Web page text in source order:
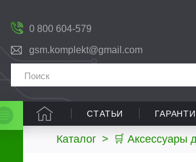
0 800 604-579
gsm.komplekt@gmail.com
СТАТЬИ
Каталог > 🛒 Аксессуары